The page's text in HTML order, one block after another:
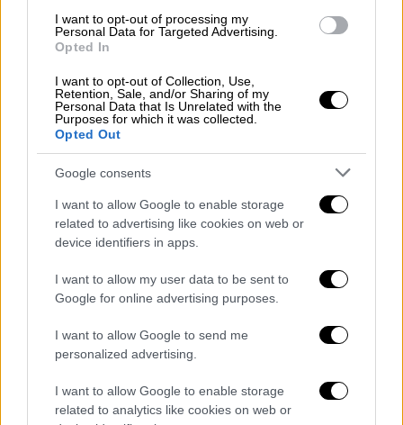
I want to opt-out of processing my
Personal Data for Targeted Advertising.
Opted In
I want to opt-out of Collection, Use,
Retention, Sale, and/or Sharing of my
Personal Data that Is Unrelated with the
Purposes for which it was collected.
Opted Out
Google consents
I want to allow Google to enable storage
related to advertising like cookies on web or
device identifiers in apps.
I want to allow my user data to be sent to
Google for online advertising purposes.
I want to allow Google to send me
personalized advertising.
I want to allow Google to enable storage
related to analytics like cookies on web or
Ελλάδα|24.03.2019 14:48
Πάτρα: Επεισόδιο με δημοτικό σύμβουλο
και πρόεδρο χωριού
Ο δράστης αναζητείται το πλαίσιο του
αυτοφώρου